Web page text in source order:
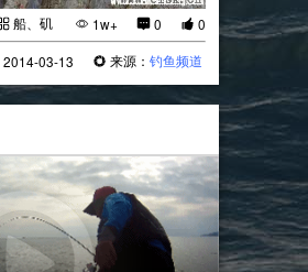
船、矶 1w+ 0
0
2014-03-13 来源：钓鱼频道
2017-11-12